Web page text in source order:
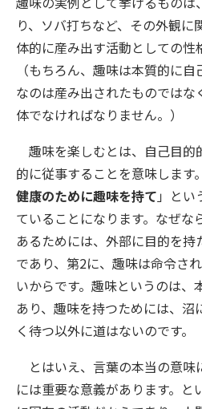
り、ソバ打ちなど、その外観に
体的に産み出す活動としての性
（もちろん、趣味は本質的に
なのは産み出されたものではな
体でなければなりません。）
趣味を楽しむとは、自己目的
的に従事することを意味します
健康のために趣味を持て 」とい
ていることになります。なぜな
あるためには、外部に目的を持
であり、第2に、趣味は命令さ
いからです。趣味というのは、
あり、趣味を持つためには、沼
く待つ以外に道はないのです。
とはいえ、言葉の本当の意味
には重要な意義があります。と